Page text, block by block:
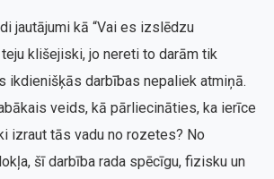
jautājumi kā “Vai es izslēdzu
klišejiski, jo nereti to darām tik
ikdienišķās darbības nepaliek atmiņā.
veids, kā pārliecināties, ka ierīce
izraut tās vadu no rozetes? No
šī darbība rada spēcīgu, fizisku un